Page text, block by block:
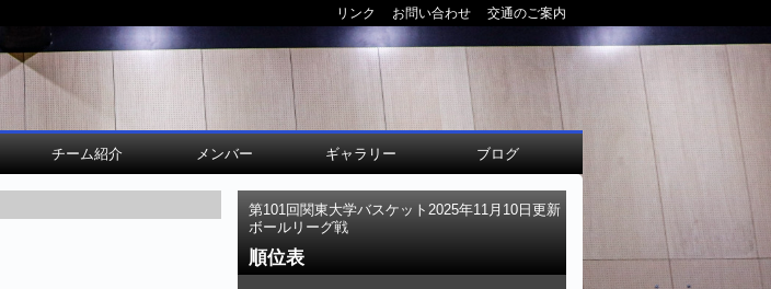
リンク お問い合わせ 交通のご案内
チーム紹介 メンバー ギャラリー ブログ
2025年11月10日更新
第101回関東大学バスケット
ボールリーグ戦
順位表